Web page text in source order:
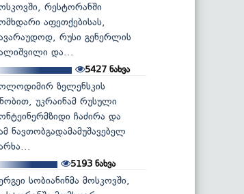
რესტორანში
აფეთქებისას,
რუსი გენერლის
და...
5427 ნახვა
ზელენსკის
უკრაინამ რუსული
ჩაძირა და
ნავთობგადამამუშავებელ
5193 ნახვა
სობიანინმა მოსკოვში,